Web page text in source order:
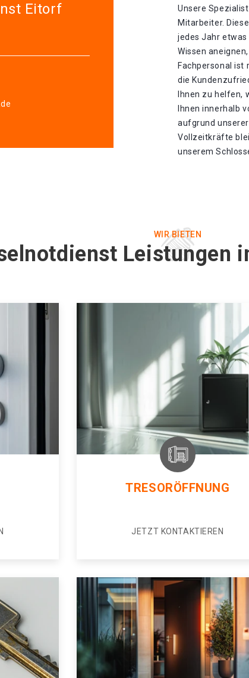
Eitorf
Unsere
Mitarbeiter.
jedes Jahr etwas
Wissen
Fachpersonal ist
die
Ihnen zu helfen,
Ihnen innerhalb
aufgrund
Vollzeitkräfte
unserem
WIR BIETEN
Leistungen
TRESORÖFFNUNG
JETZT KONTAKTIEREN